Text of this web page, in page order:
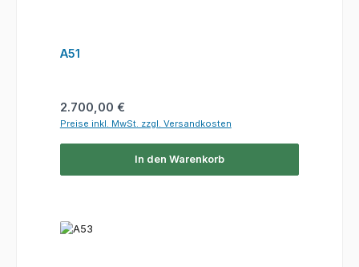
A51
Regulärer Preis:
2.700,00 €
Preise inkl. MwSt. zzgl. Versandkosten
In den Warenkorb